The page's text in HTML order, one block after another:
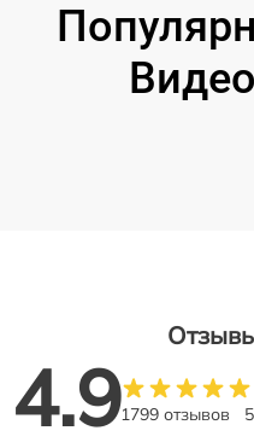
4.91799 отзывов